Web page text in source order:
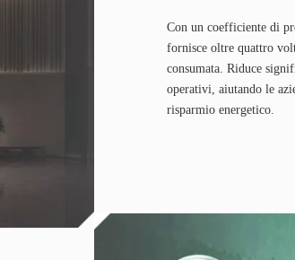
Con un coefficiente di
fornisce oltre quattro
consumata. Riduce
operativi, aiutando le
risparmio energetico.